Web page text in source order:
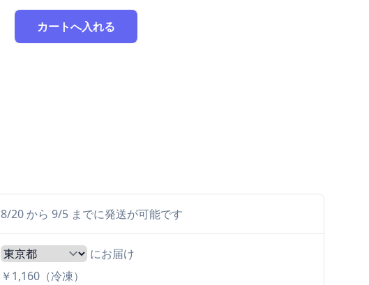
カートへ入れる
8/20 から 9/5 までに発送が可能です
にお届け
￥1,160（冷凍）